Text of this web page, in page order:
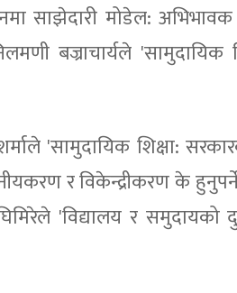
साझेदारी मोडेल:
बज्राचार्यले 'सामुदायिक
'सामुदायिक शिक्षा:
र विकेन्द्रीकरण के
'विद्यालय र समुदायको